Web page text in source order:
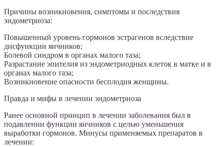
Причины возникновения, симптомы и последствия
эндометриоза:
Повышенный уровень гормонов эстрагенов вследствие
дисфункции яичников;
Болевой синдром в органах малого таза;
Разрастание эпителия из эндометриодных клеток в матке и в
органах малого таза;
Возникновение опасности бесплодия женщины.
Правда и мифы в лечении эндометриоза
Ранее основной принцип в лечении заболевания был в
подавлении функции яичников с целью уменьшения
выработки гормонов. Минусы применяемых препаратов в
лечении: